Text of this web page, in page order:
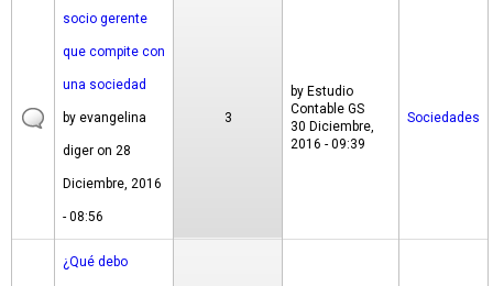
socio gerente
que compite con
una sociedad
by evangelina
diger on 28
Diciembre, 2016
- 08:56
3
by Estudio
Contable GS
30 Diciembre,
2016 - 09:39
Sociedades
¿Qué debo